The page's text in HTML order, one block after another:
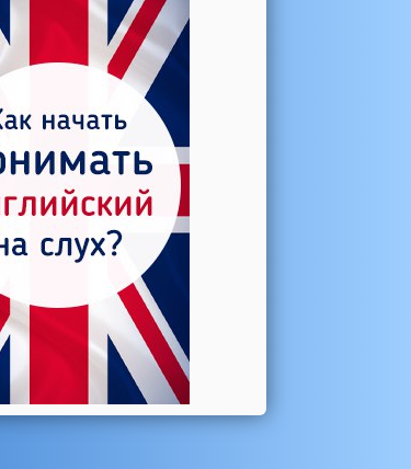
коленные суставы
Боль в коленной чашечке
→Болят и хрустят колени
→
Болит и опухло колено
→Болят суставы при занятиях